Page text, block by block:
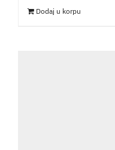
Dodaj u korpu